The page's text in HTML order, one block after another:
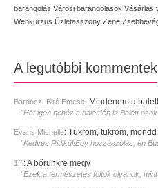
barangolás Városi barangolások Vásárlás
Webkurzus Üzletasszony Zene
A legutóbbi kommentek
Bardóczi-Biró Emese: Mindenem a
"Hát igen nehéz a balett!én is Balett
Evans Michelle: Tükröm, tükröm,
"Kedves Ridikül!Egy hozzàszòlàs, èn
1ffi:A bőrünkre megy
"Ezek a természetes foltok olyanok,